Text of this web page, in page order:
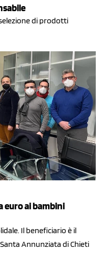
di prodotti
euro ai bambini
Il beneficiario è il
Annunziata di Chieti